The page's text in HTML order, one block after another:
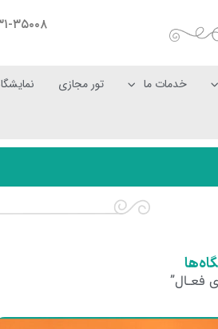
۰۳۱-
خدمات ما تور مجازی
فعـال”